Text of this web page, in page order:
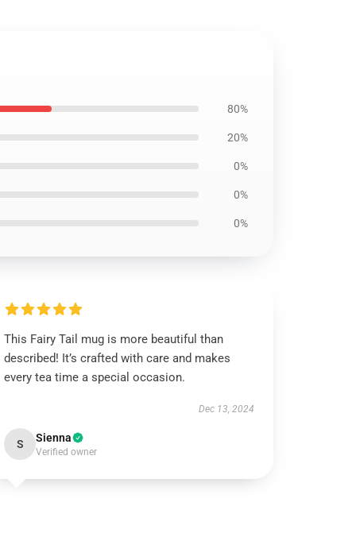
80%
20%
0%
0%
0%
This Fairy Tail mug is more beautiful than
described! It’s crafted with care and makes
every tea time a special occasion.
Dec 13, 2024
S Sienna
Verified owner